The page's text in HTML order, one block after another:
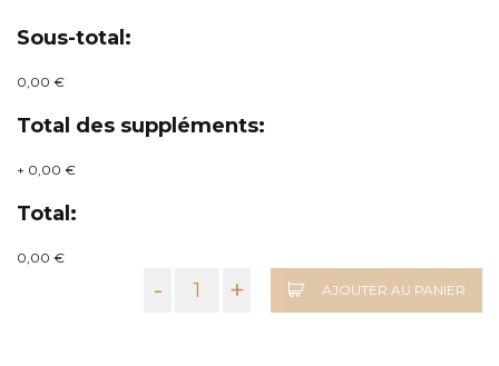
Sous-total:
0,00 €
Total des suppléments:
+ 0,00 €
Total:
0,00 €
- + AJOUTER AU PANIER